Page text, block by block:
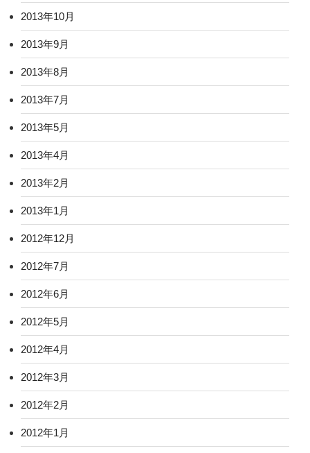
2013年10月
2013年9月
2013年8月
2013年7月
2013年5月
2013年4月
2013年2月
2013年1月
2012年12月
2012年7月
2012年6月
2012年5月
2012年4月
2012年3月
2012年2月
2012年1月